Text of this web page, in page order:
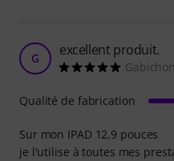
G excellent produit.
Sur mon IPAD 12,9 pouces
je l'utilise à toutes mes
Qualité de fabrication